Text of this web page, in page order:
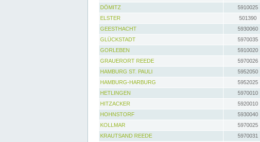
DÖMITZ
5910025
ELSTER
501390
GEESTHACHT
5930060
GLÜCKSTADT
5970035
GORLEBEN
5910020
GRAUERORT REEDE
5970026
HAMBURG ST. PAULI
5952050
HAMBURG-HARBURG
5952025
HETLINGEN
5970010
HITZACKER
5920010
HOHNSTORF
5930040
KOLLMAR
5970025
KRAUTSAND REEDE
5970031